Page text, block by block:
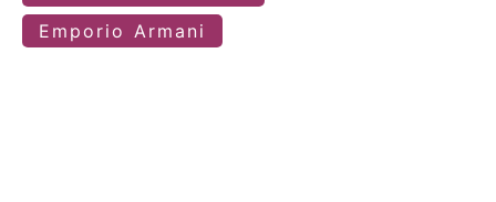
Emporio Armani